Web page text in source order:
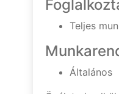
Teljes
Általános